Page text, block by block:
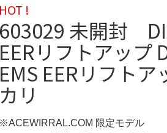
HOT !
603029 未開封
EERリフトアップ
EMS EERリフト
カリ
※ACEWIRRAL.COM 限定モデル